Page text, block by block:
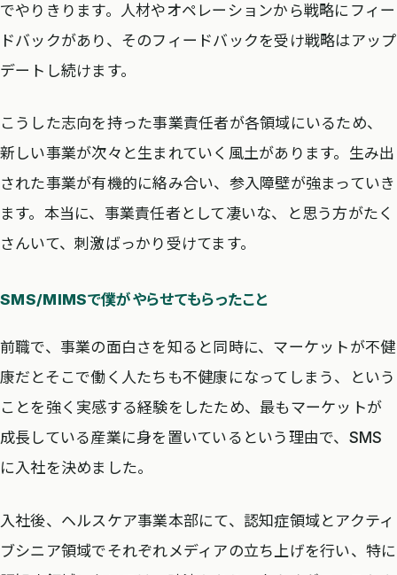
でやりきります。人材やオペレーションから戦略にフィー
ドバックがあり、そのフィードバックを受け戦略はアップ
デートし続けます。
こうした志向を持った事業責任者が各領域にいるため、
新しい事業が次々と生まれていく風土があります。生み出
された事業が有機的に絡み合い、参入障壁が強まっていき
ます。本当に、事業責任者として凄いな、と思う方がたく
さんいて、刺激ばっかり受けてます。
SMS/MIMSで僕がやらせてもらったこと
前職で、事業の面白さを知ると同時に、マーケットが不健
康だとそこで働く人たちも不健康になってしまう、という
ことを強く実感する経験をしたため、最もマーケットが
成長している産業に身を置いているという理由で、SMS
に入社を決めました。
入社後、ヘルスケア事業本部にて、認知症領域とアクティ
ブシニア領域でそれぞれメディアの立ち上げを行い、特に